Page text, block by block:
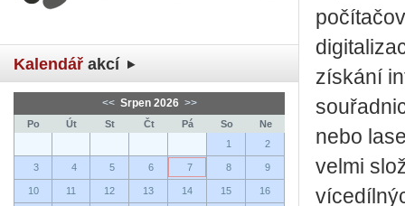
Kalendář akcí
<< Srpen 2026 >>
Po Út St Čt Pá So
Ne
1
2
3 4 5 6 7 8 9
10 11 12 13 14 15 16
získání
nebo
velmi